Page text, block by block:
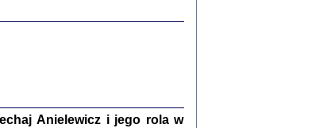
Warszawa 2017
Anielewicz i jego rola w